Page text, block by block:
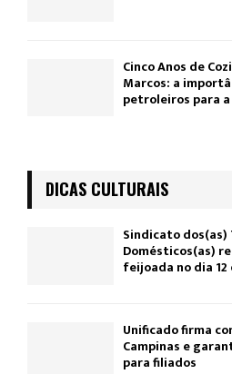
Cinco Anos de
Marcos: a
petroleiros para
DICAS CULTURAIS
Sindicato
Domésticos(as)
feijoada no dia
Unificado firma
Campinas e
para filiados